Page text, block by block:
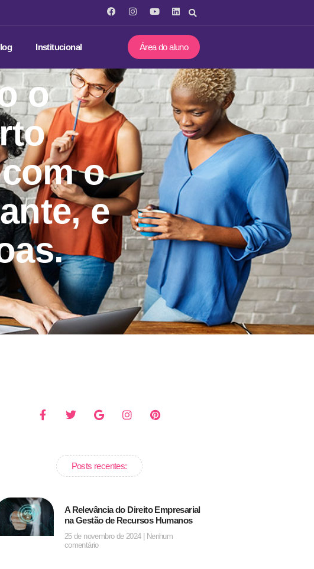
Institucional Área do aluno
o
o
e
Posts recentes:
A Relevância do Direito Empresarial
na Gestão de Recursos Humanos
25 de novembro de 2024
Nenhum
comentário